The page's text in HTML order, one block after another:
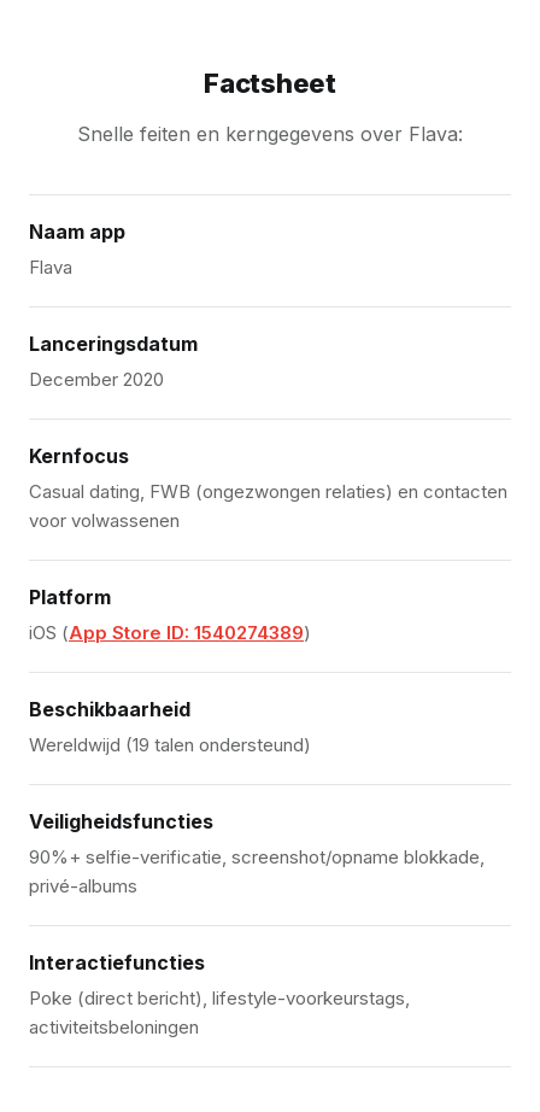
Factsheet
Snelle feiten en kerngegevens over Flava:
Naam app
Flava
Lanceringsdatum
December 2020
Kernfocus
Casual dating, FWB (ongezwongen relaties) en contacten
voor volwassenen
Platform
iOS (App Store ID: 1540274389)
Beschikbaarheid
Wereldwijd (19 talen ondersteund)
Veiligheidsfuncties
90%+ selfie-verificatie, screenshot/opname blokkade,
privé-albums
Interactiefuncties
Poke (direct bericht), lifestyle-voorkeurstags,
activiteitsbeloningen